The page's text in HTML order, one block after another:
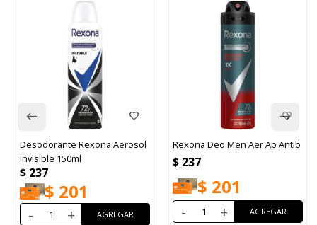
Desodorante Rexona Aerosol
Invisible 150ml
$ 237
$ 201
- +
Rexona Deo Men Aer Ap Antib
$ 237
$ 201
- +